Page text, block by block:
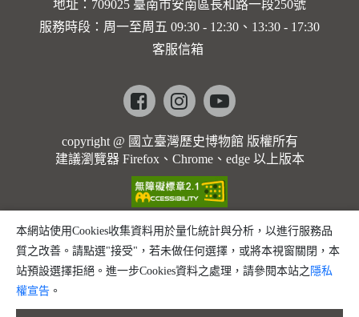
地址：709025 臺南市安南區長和路一段250號
服務時段：周一至周五 09:30 - 12:30、13:30 - 17:30
客服信箱
Facebookinstagramyoutube
copyright @ 國立臺灣歷史博物館 版權所有
建議瀏覽器 Firefox、Chrome、edge 以上版本
本網站使用Cookies收集資料用於量化統計與分析，以進行服務品
質之改善。請點選"接受"，若未做任何選擇，或將本視窗關閉，本
站預設選擇拒絕。進一步Cookies資料之處理，請參閱本站之 隱私
權宣告 。